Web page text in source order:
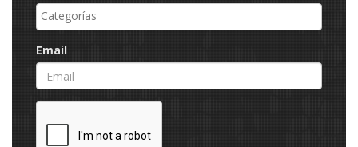
Email